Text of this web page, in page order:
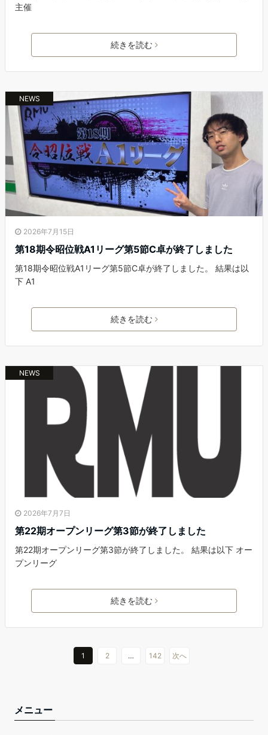
主催
続きを読む
NEWS
2026年7月15日
第18期令昭位戦A1リーグ第5節C卓が終了しました
第18期令昭位戦A1リーグ第5節C卓が終了しました。 結果は以
下 A1
続きを読む
NEWS
2026年7月7日
第22期オープンリーグ第3節が終了しました
第22期オープンリーグ第3節が終了しました。 結果は以下 オー
プンリーグ
続きを読む
1 2 … 142 次へ
メニュー